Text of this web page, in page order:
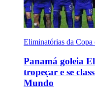
Eliminatórias da
Panamá goleia
tropeçar e se
Mundo